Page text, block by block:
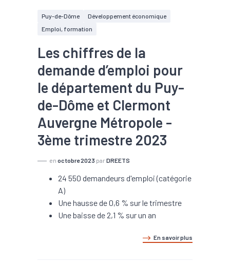
Puy-de-Dôme
Développement économique
Emploi, formation
Les chiffres de la
demande d’emploi pour
le département du Puy-
de-Dôme et Clermont
Auvergne Métropole -
3ème trimestre 2023
en octobre 2023 par DREETS
24 550 demandeurs d'emploi (catégorie
A)
Une hausse de 0,6 % sur le trimestre
Une baisse de 2,1 % sur un an
En savoir plus